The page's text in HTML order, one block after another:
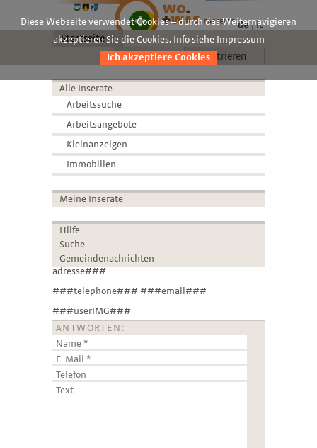
de it
Startseite
Anmelden
Registrieren
Alle Inserate
Arbeitssuche
Arbeitsangebote
Kleinanzeigen
Immobilien
Meine Inserate
Hilfe
Suche
Gemeindenachrichten
adresse###
###telephone### ###email###
###userIMG###
ANTWORTEN:
Diese Webseite verwendet Cookies – durch das Weiternavigieren
akzeptieren Sie die Cookies. Info siehe Impressum
Ich akzeptiere Cookies